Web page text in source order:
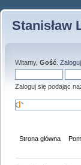
Stanisław
Witamy, Gość
Zaloguj się podając
Strona główna